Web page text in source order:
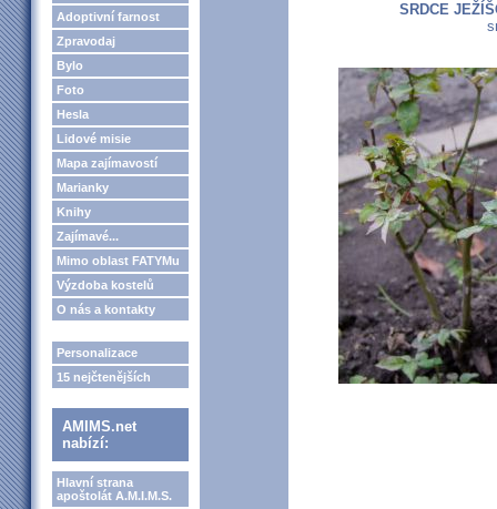
Adoptivní farnost
Zpravodaj
Bylo
Foto
Hesla
Lidové misie
Mapa zajímavostí
Marianky
Knihy
Zajímavé...
Mimo oblast FATYMu
Výzdoba kostelů
O nás a kontakty
Personalizace
15 nejčtenějších
AMIMS.net
nabízí:
Hlavní strana
apoštolát A.M.I.M.S.
SRDCE